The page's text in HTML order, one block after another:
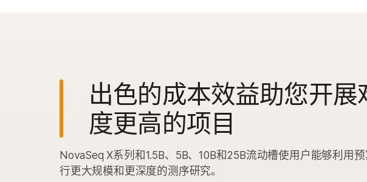
出色的成本效益助您开展
度更高的项目
NovaSeq X系列和1.5B、5B、10B和25B流动槽使用户能够利用
行更大规模和更深度的测序研究。